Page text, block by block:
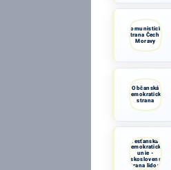
Komunistická
strana Čech a
Moravy
Občanská
demokratická
strana
Křesťanská a
demokratická
unie -
Československá
strana lidová